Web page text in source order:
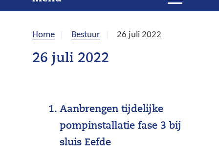
e
k
e
i
a
n
Home Bestuur 26 juli 2022
26 juli 2022
Aanbrengen tijdelijke
pompinstallatie fase 3 bij
sluis Eefde